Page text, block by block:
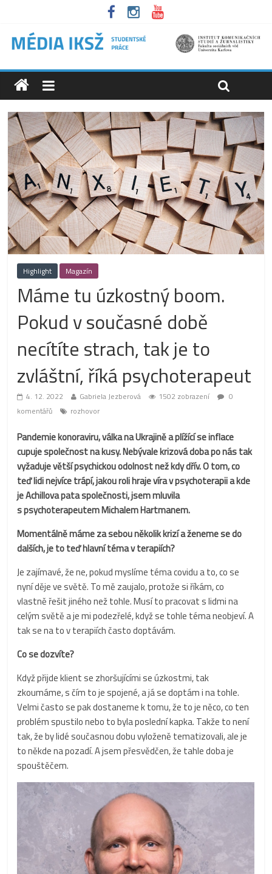
Highlight Magazín
Máme tu úzkostný boom.
Pokud v současné době
necítíte strach, tak je to
zvláštní, říká psychoterapeut
4. 12. 2022 Gabriela Jezberová 1502 zobrazení
0
komentářů
rozhovor
Pandemie konoraviru, válka na Ukrajině a plížící se inflace
cupuje společnost na kusy. Nebývale krizová doba po nás tak
vyžaduje větší psychickou odolnost než kdy dřív. O tom, co
teď lidi nejvíce trápí, jakou roli hraje víra v psychoterapii a kde
je Achillova pata společnosti, jsem mluvila
s psychoterapeutem Michalem Hartmanem.
Momentálně máme za sebou několik krizí a ženeme se do
dalších, je to teď hlavní téma v terapiích?
Je zajímavé, že ne, pokud myslíme téma covidu a to, co se
nyní děje ve světě. To mě zaujalo, protože si říkám, co
vlastně řešit jiného než tohle. Musí to pracovat s lidmi na
celým světě a je mi podezřelé, když se tohle téma neobjeví. A
tak se na to v terapiích často doptávám.
Co se dozvíte?
Když přijde klient se zhoršujícími se úzkostmi, tak
zkoumáme, s čím to je spojené, a já se doptám i na tohle.
Velmi často se pak dostaneme k tomu, že to je něco, co ten
problém spustilo nebo to byla poslední kapka. Takže to není
tak, že by lidé současnou dobu vyloženě tematizovali, ale je
to někde na pozadí. A jsem přesvědčen, že tahle doba je
spouštěčem.